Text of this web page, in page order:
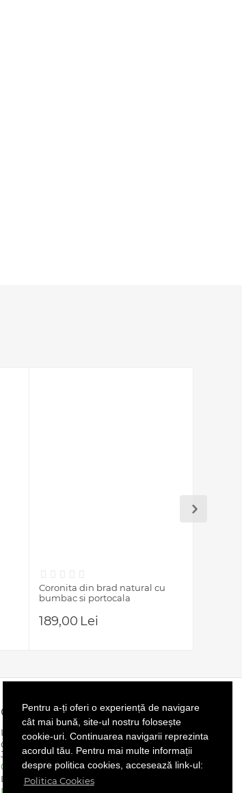
Pentru a-ți oferi o experiență de navigare
cât mai bună, site-ul nostru folosește
cookie-uri. Continuarea navigarii reprezinta
acordul tău. Pentru mai multe informații
despre politica cookies, accesează link-ul:
Politica Cookies
Coronita din brad natural cu
bumbac si portocala
189,00 Lei
Contact
LURAN BRITAX SRL
CUI : RO46494069 | Reg.Com :
J40/13760/2022
0734.51.51.51
Lun-Vin 8.00 - 20:00